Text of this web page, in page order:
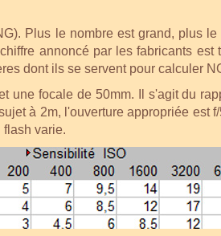
Plus le nombre est grand, plus
annoncé par les fabricants
dont ils se servent pour calculer
une focale de 50mm. Il s'agit du
à 2m, l'ouverture appropriée est
varie.